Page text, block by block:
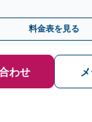
料金表を見る
わせ